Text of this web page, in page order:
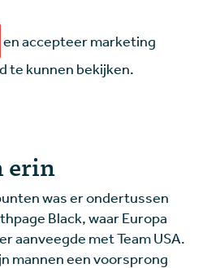
en accepteer marketing
te kunnen bekijken.
erin
was er ondertussen
Black, waar Europa
aanveegde met Team USA.
mannen een voorsprong